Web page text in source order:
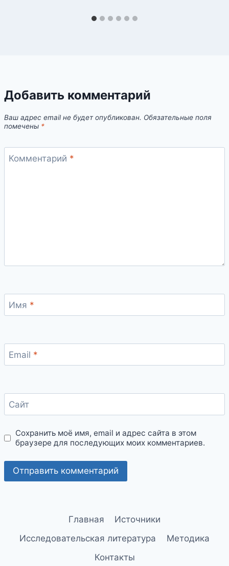
Добавить комментарий
Ваш адрес email не будет опубликован. Обязательные поля
помечены *
Комментарий *
Имя *
Email *
Сайт
Сохранить моё имя, email и адрес сайта в этом
браузере для последующих моих комментариев.
Главная
Источники
Исследовательская литература
Методика
Контакты